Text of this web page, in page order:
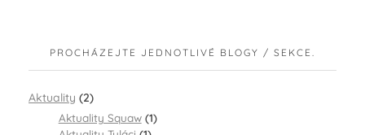
PROCHÁZEJTE JEDNOTLIVÉ BLOGY / SEKCE.
Aktuality (2)
Aktuality Squaw(1)